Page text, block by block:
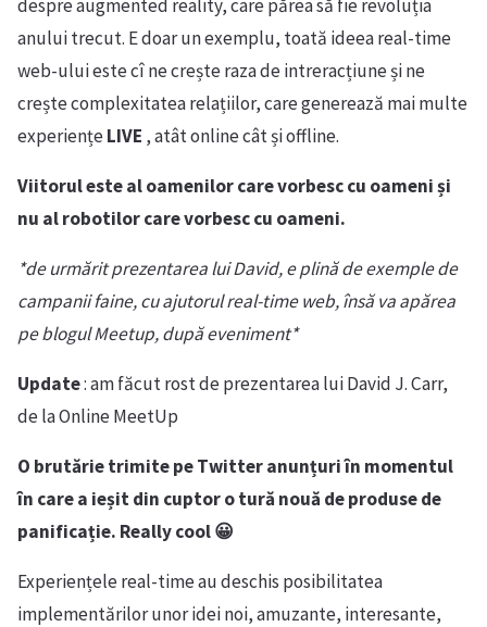
despre augmented reality, care părea să fie revoluția
anului trecut. E doar un exemplu, toată ideea real-time
web-ului este cî ne crește raza de intreracțiune și ne
crește complexitatea relațiilor, care generează mai multe
experiențeLIVE , atât online cât și offline.
Viitorul este al oamenilor care vorbesc cu oameni și
nu al robotilor care vorbesc cu oameni.
*de urmărit prezentarea lui David, e plină de exemple de
campanii faine, cu ajutorul real-time web, însă va apărea
pe blogul Meetup, după eveniment*
Update: am făcut rost de prezentarea lui David J. Carr,
de la Online MeetUp
O brutărie trimite pe Twitter anunțuri în momentul
în care a ieșit din cuptor o tură nouă de produse de
panificație. Really cool 😀
Experiențele real-time au deschis posibilitatea
implementărilor unor idei noi, amuzante, interesante,